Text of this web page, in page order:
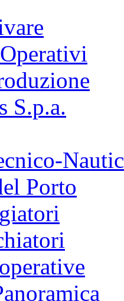
S.p.a.
Porto